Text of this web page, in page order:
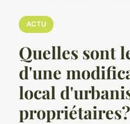
ACTU
Quelles sont
d'une
local
propriétaires?